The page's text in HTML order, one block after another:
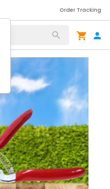
Order Tracking